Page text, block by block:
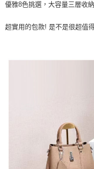
相關說明
AFTEE先享後付是「在收到
３．安心：先確認商品／服務
１．於結帳方式選擇「
結帳頁面，進行簡訊認證並確
２．訂單成立數日內，您將
３．收到繳費通知簡訊後14
ATM／網路銀行／等多元方
※ 請注意：結帳手續完成當
購買商品的店家。未經商家
後付繳納相關費用。
※ 交易是否成功請以「
ATM付款
每筆NT$79，滿NT$599(
每筆NT$79，滿NT$599(
每筆NT$79，滿
付款後7-11取貨
女皮包 子母包 設計感荔枝
時尚俐落大方/質感五金鎖
優雅8色挑選，大容量三層收
超實用的包款! 是不是很超值